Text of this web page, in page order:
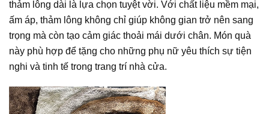
thảm lông dài là lựa chọn tuyệt vời. Với chất liệu mềm mại,
ấm áp, thảm lông không chỉ giúp không gian trở nên sang
trọng mà còn tạo cảm giác thoải mái dưới chân. Món quà
này phù hợp để tặng cho những phụ nữ yêu thích sự tiện
nghi và tinh tế trong trang trí nhà cửa.